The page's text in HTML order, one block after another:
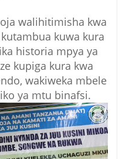
walihitimisha kwa
kuwa kura
historia mpya ya
kupiga kura kwa
wakiweka mbele
ya mtu binafsi.